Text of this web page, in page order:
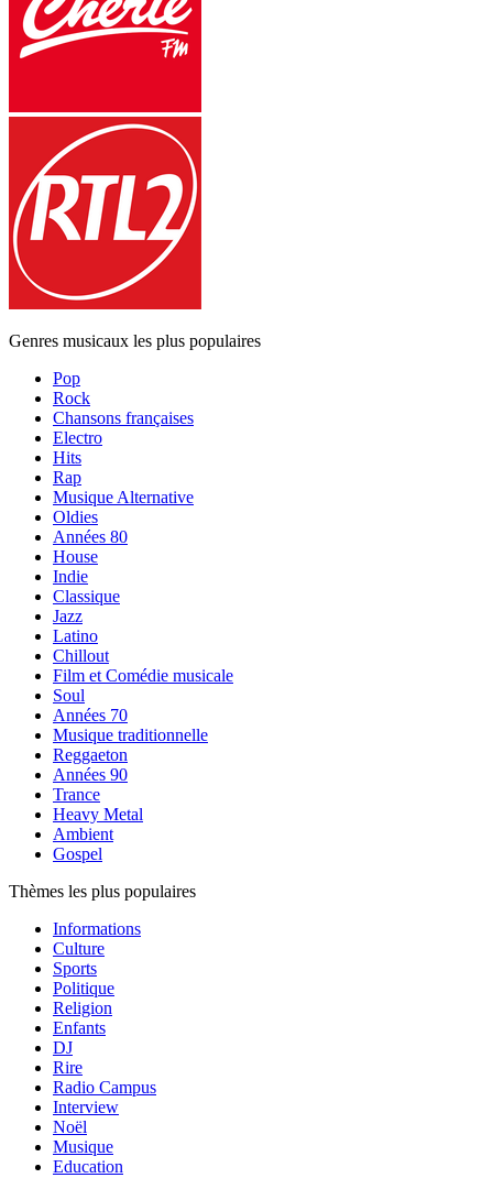
Genres musicaux les plus populaires
Pop
Rock
Chansons françaises
Electro
Hits
Rap
Musique Alternative
Oldies
Années 80
House
Indie
Classique
Jazz
Latino
Chillout
Film et Comédie musicale
Soul
Années 70
Musique traditionnelle
Reggaeton
Années 90
Trance
Heavy Metal
Ambient
Gospel
Thèmes les plus populaires
Informations
Culture
Sports
Politique
Religion
Enfants
DJ
Rire
Radio Campus
Interview
Noël
Musique
Education